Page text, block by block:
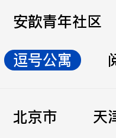
安歆青年社区
逗号公寓
北京市
天
立即提交